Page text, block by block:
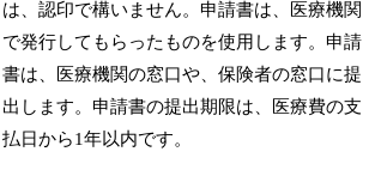
は、認印で構いません。申請書は、医療機関
で発行してもらったものを使用します。申請
書は、医療機関の窓口や、保険者の窓口に提
出します。申請書の提出期限は、医療費の支
払日から1年以内です。